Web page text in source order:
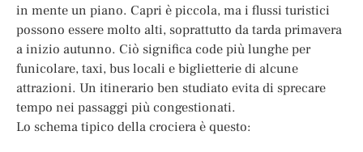
in mente un piano. Capri è piccola, ma i flussi turistici
possono essere molto alti, soprattutto da tarda primavera
a inizio autunno. Ciò significa code più lunghe per
funicolare, taxi, bus locali e biglietterie di alcune
attrazioni. Un itinerario ben studiato evita di sprecare
tempo nei passaggi più congestionati.
Lo schema tipico della crociera è questo: